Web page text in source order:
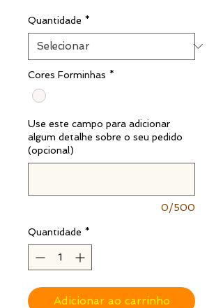
Quantidade *
Cores Forminhas *
Use este campo para adicionar
algum detalhe sobre o seu pedido
(opcional)
0/500
Quantidade *
Adicionar ao carrinho